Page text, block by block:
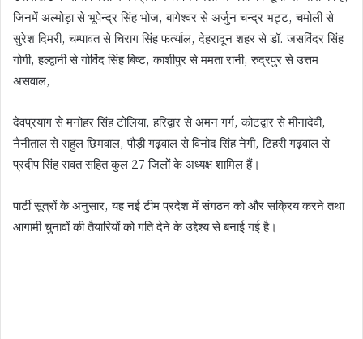
जिनमें अल्मोड़ा से भूपेन्द्र सिंह भोज, बागेश्वर से अर्जुन चन्द्र भट्ट, चमोली से
सुरेश दिमरी, चम्पावत से चिराग सिंह फर्त्याल, देहरादून शहर से डॉ. जसविंदर सिंह
गोगी, हल्द्वानी से गोविंद सिंह बिष्ट, काशीपुर से ममता रानी, रुद्रपुर से उत्तम
असवाल,
देवप्रयाग से मनोहर सिंह टोलिया, हरिद्वार से अमन गर्ग, कोटद्वार से मीनादेवी,
नैनीताल से राहुल छिमवाल, पौड़ी गढ़वाल से विनोद सिंह नेगी, टिहरी गढ़वाल से
प्रदीप सिंह रावत सहित कुल 27 जिलों के अध्यक्ष शामिल हैं।
पार्टी सूत्रों के अनुसार, यह नई टीम प्रदेश में संगठन को और सक्रिय करने तथा
आगामी चुनावों की तैयारियों को गति देने के उद्देश्य से बनाई गई है।